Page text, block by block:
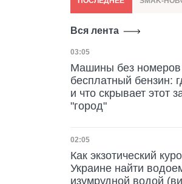
Вся лента
Дата публикации
03:05
Машины без номеров
бесплатный бензин:
и что скрывает этот
"город"
Дата публикации
02:05
Как экзотический
Украине найти
изумрудной водой